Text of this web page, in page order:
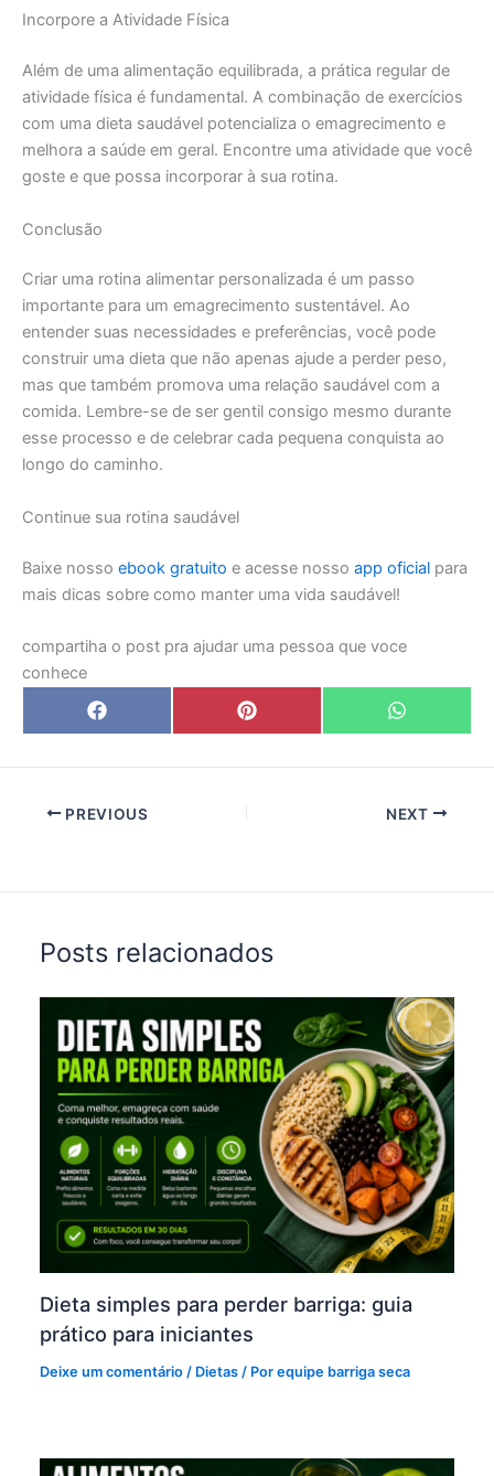
Incorpore a Atividade Física
Além de uma alimentação equilibrada, a prática regular de
atividade física é fundamental. A combinação de exercícios
com uma dieta saudável potencializa o emagrecimento e
melhora a saúde em geral. Encontre uma atividade que você
goste e que possa incorporar à sua rotina.
Conclusão
Criar uma rotina alimentar personalizada é um passo
importante para um emagrecimento sustentável. Ao
entender suas necessidades e preferências, você pode
construir uma dieta que não apenas ajude a perder peso,
mas que também promova uma relação saudável com a
comida. Lembre-se de ser gentil consigo mesmo durante
esse processo e de celebrar cada pequena conquista ao
longo do caminho.
Continue sua rotina saudável
Baixe nosso ebook gratuito e acesse nosso app oficial para
mais dicas sobre como manter uma vida saudável!
compartiha o post pra ajudar uma pessoa que voce
conhece
Share
on
F
a
e
o
k
Share
on
P
i
t
Share
on
W
h
t
p
p
PREVIOUS NEXT
Posts relacionados
Dieta simples para perder barriga: guia
prático para iniciantes
Deixe um comentário / Dietas / Porequipe barriga seca